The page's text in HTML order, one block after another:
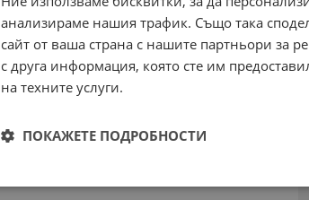
анализираме нашия трафик. Също така
сайт от ваша страна с нашите партньори за
с друга информация, която сте им
на техните услуги.
ПОКАЖЕТЕ ПОДРОБНОСТИ